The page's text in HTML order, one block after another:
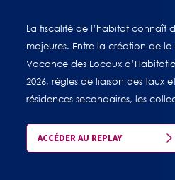
La fiscalité de l’habitat connaît
majeures. Entre la création de la
Vacance des Locaux
2026, règles de liaison des taux
résidences secondaires, les
ACCÉDER AU REPLAY